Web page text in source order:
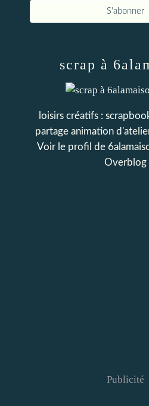
scrap à
loisirs créatifs :
partage animation
Voir le profil de
Overblog
Publicité